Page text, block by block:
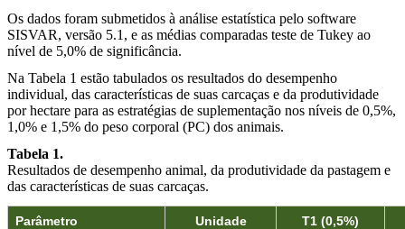
Os dados foram submetidos à análise estatística pelo software
SISVAR, versão 5.1, e as médias comparadas teste de Tukey ao
nível de 5,0% de significância.
Na Tabela 1 estão tabulados os resultados do desempenho
individual, das características de suas carcaças e da produtividade
por hectare para as estratégias de suplementação nos níveis de 0,5%,
1,0% e 1,5% do peso corporal (PC) dos animais.
Tabela 1.
Resultados de desempenho animal, da produtividade da pastagem e
das características de suas carcaças.
Parâmetro Unidade T1 (0,5%)